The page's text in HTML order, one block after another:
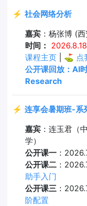
⚡ 社会网络分析
嘉宾：杨张博 (
时间：
课程主页| ⛳ 点
公开课回放：AI
Research
⚡ 连享会暑期班-系
嘉宾：连玉君（
学）
公开课一：
公开课二：
助手入门
公开课三：
阶配置